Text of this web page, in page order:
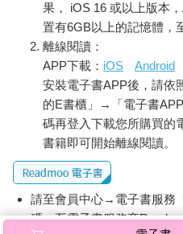
果， iOS 16 或以上版本
置有6GB以上的記憶體，
離線閱讀：
APP下載： iOS
Android
安裝電子書APP後，請
的E書櫃」→「電子書
碼再登入下載您所購買的
書籍即可開始離線閱讀。
請至會員中心→電子書服務
碼』至電子書服務商